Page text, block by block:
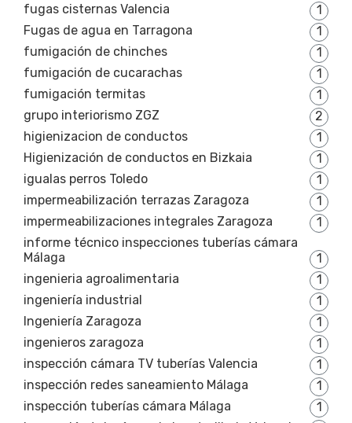
fugas cisternas Valencia
1
Fugas de agua en Tarragona
1
fumigación de chinches
1
fumigación de cucarachas
1
fumigación termitas
1
grupo interiorismo ZGZ
2
higienizacion de conductos
1
Higienización de conductos en Bizkaia
1
igualas perros Toledo
1
impermeabilización terrazas Zaragoza
1
impermeabilizaciones integrales Zaragoza
1
informe técnico inspecciones tuberías cámara
Málaga
1
ingenieria agroalimentaria
1
ingeniería industrial
1
Ingeniería Zaragoza
1
ingenieros zaragoza
1
inspección cámara TV tuberías Valencia
1
inspección redes saneamiento Málaga
1
inspección tuberías cámara Málaga
1